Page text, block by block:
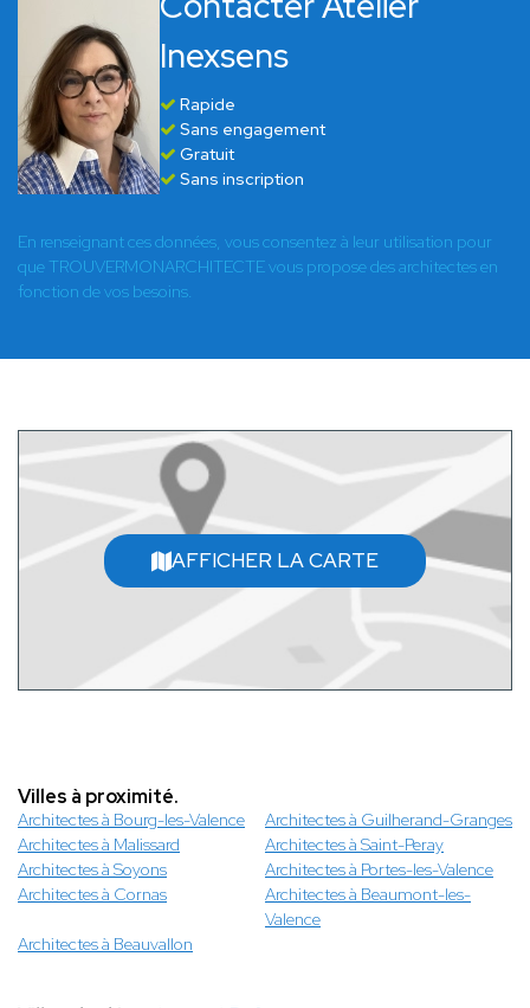
Inexsens
Rapide
Sans engagement
Gratuit
Sans inscription
En renseignant ces données, vous consentez à leur utilisation pour
que TROUVERMONARCHITECTE vous propose des architectes en
fonction de vos besoins.
AFFICHER LA CARTE
Villes à proximité.
Architectes à Bourg-les-Valence
Architectes à Guilherand-Granges
Architectes à Malissard
Architectes à Saint-Peray
Architectes à Soyons
Architectes à Portes-les-Valence
Architectes à Cornas
Architectes à Beaumont-les-
Valence
Architectes à Beauvallon